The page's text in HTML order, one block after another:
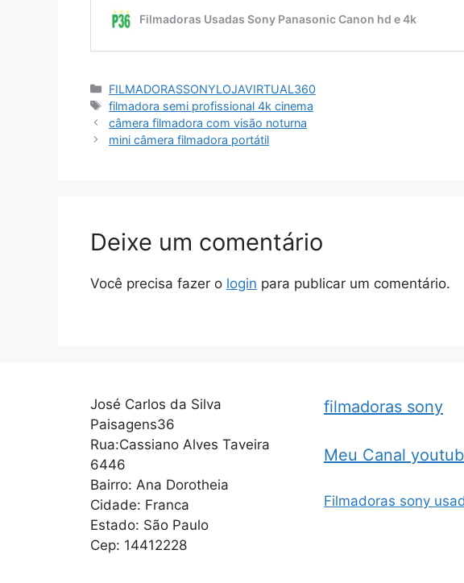
Categorias
FILMADORASSONYLOJAVIRTUAL360
Tags
filmadora semi profissional 4k cinema
câmera filmadora com visão noturna
mini câmera filmadora portátil
Deixe um comentário
Você precisa fazer o login para publicar um comentário.
José Carlos da Silva
Paisagens36
Rua:Cassiano Alves Taveira
6446
Bairro: Ana Dorotheia
Cidade: Franca
Estado: São Paulo
Cep: 14412228
filmadoras sony
Meu Canal
Filmadoras sony